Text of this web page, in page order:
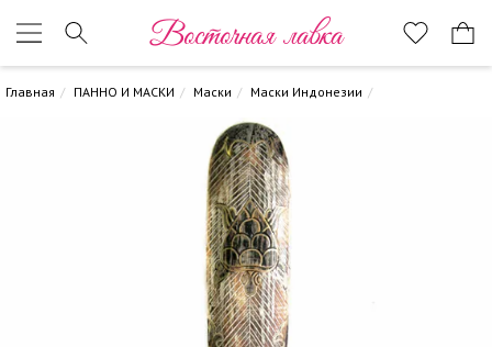
Восточная лавка
Главная ПАННО И МАСКИ Маски Маски Индонезии